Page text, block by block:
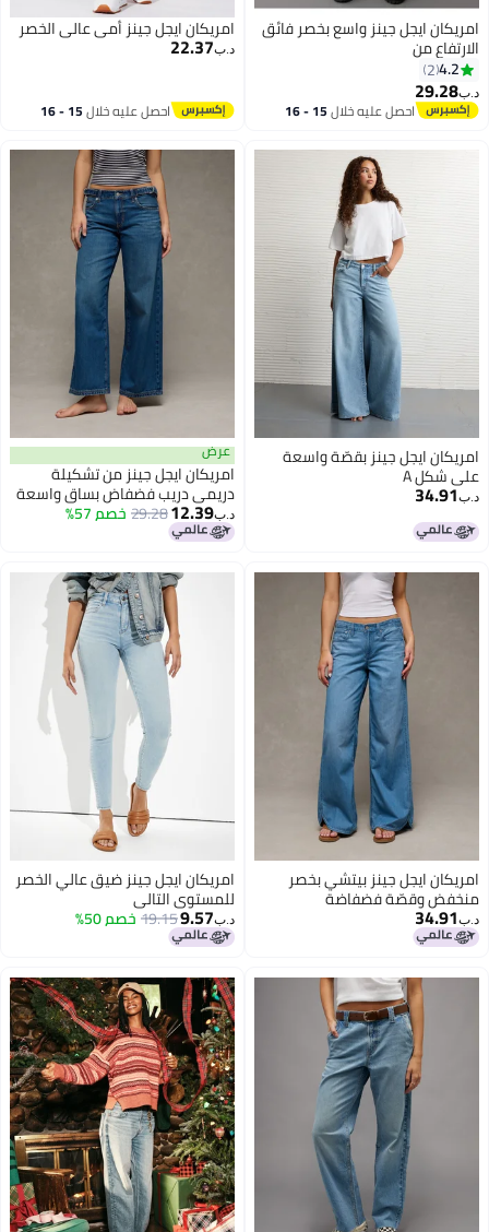
امريكان ايجل جينز واسع بخصر فائق
الارتفاع من
4.2
2
د.ب‏29.28
احصل عليه خلال 15 - 16
اغسطس
امريكان ايجل جينز أمي عالي الخصر
د.ب‏22.37
احصل عليه خلال 15 - 16
اغسطس
امريكان ايجل جينز بقصّة واسعة
على شكل A
د.ب‏34.91
عرض
امريكان ايجل جينز من تشكيلة
دريمي دريب فضفاض بساق واسعة
بخصر منخفض من نسيج مطاطي
متين
د.ب‏12.39
29.28خصم 57%
امريكان ايجل جينز بيتشي بخصر
منخفض وقصّة فضفاضة
د.ب‏34.91
امريكان ايجل جينز ضيق عالي الخصر
للمستوى التالي
د.ب‏9.57
19.15خصم 50%